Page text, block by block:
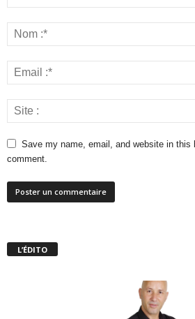
Save my name, email, and website in this
comment.
L’ÉDITO